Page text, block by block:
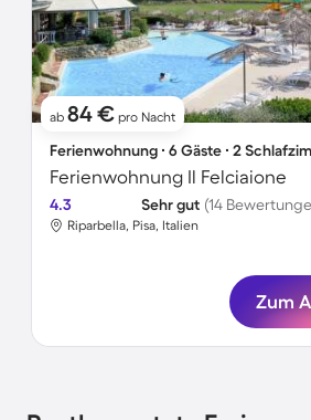
ab 84 € pro Nacht
Ferienwohnung ∙ 6 Gäste ∙ 2
Ferienwohnung Il Felciaione
4.3 Sehr gut (14
Riparbella, Pisa, Italien
Zum